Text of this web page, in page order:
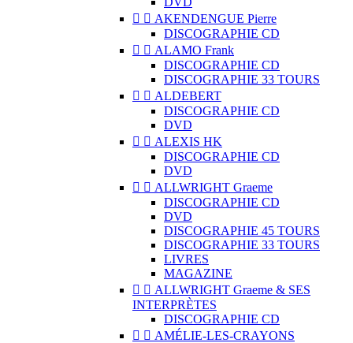
  AKENDENGUE Pierre
DISCOGRAPHIE CD
  ALAMO Frank
DISCOGRAPHIE CD
DISCOGRAPHIE 33 TOURS
  ALDEBERT
DISCOGRAPHIE CD
DVD
  ALEXIS HK
DISCOGRAPHIE CD
DVD
  ALLWRIGHT Graeme
DISCOGRAPHIE CD
DVD
DISCOGRAPHIE 45 TOURS
DISCOGRAPHIE 33 TOURS
LIVRES
MAGAZINE
  ALLWRIGHT Graeme & SES
INTERPRÈTES
DISCOGRAPHIE CD
  AMÉLIE-LES-CRAYONS